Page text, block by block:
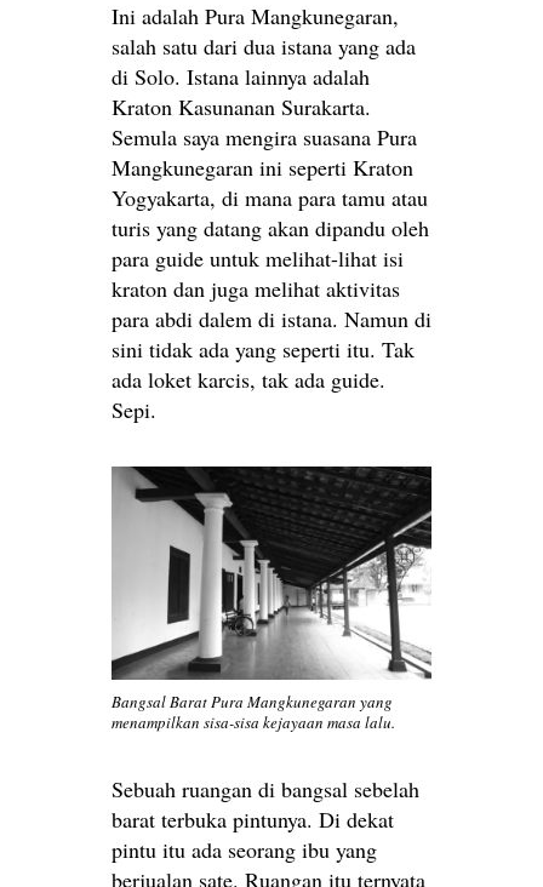
Ini adalah Pura Mangkunegaran,
salah satu dari dua istana yang ada
di Solo. Istana lainnya adalah
Kraton Kasunanan Surakarta.
Semula saya mengira suasana Pura
Mangkunegaran ini seperti Kraton
Yogyakarta, di mana para tamu atau
turis yang datang akan dipandu oleh
para guide untuk melihat-lihat isi
kraton dan juga melihat aktivitas
para abdi dalem di istana. Namun di
sini tidak ada yang seperti itu. Tak
ada loket karcis, tak ada guide.
Sepi.
Bangsal Barat Pura Mangkunegaran yang
menampilkan sisa-sisa kejayaan masa lalu.
Sebuah ruangan di bangsal sebelah
barat terbuka pintunya. Di dekat
pintu itu ada seorang ibu yang
berjualan sate. Ruangan itu ternyata